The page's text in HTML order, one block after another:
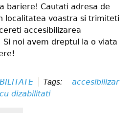
bariere! Cautati adresa de
localitatea voastra si trimiteti
accesibilizarea
noi avem dreptul la o viata
Tags:
accesibilizar
dizabilitati